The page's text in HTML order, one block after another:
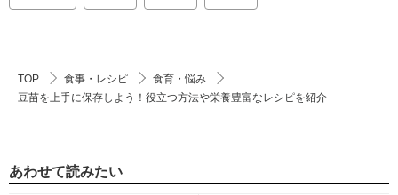
TOP 食事・レシピ
食育・悩み
豆苗を上手に保存しよう！役立つ方法や栄養豊富なレシピを紹介
あわせて読みたい